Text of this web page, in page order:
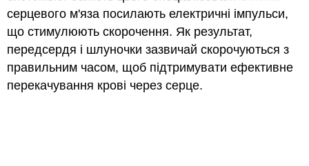
серцевого м'яза посилають електричні імпульси,
що стимулюють скорочення. Як результат,
передсердя і шлуночки зазвичай скорочуються з
правильним часом, щоб підтримувати ефективне
перекачування крові через серце.